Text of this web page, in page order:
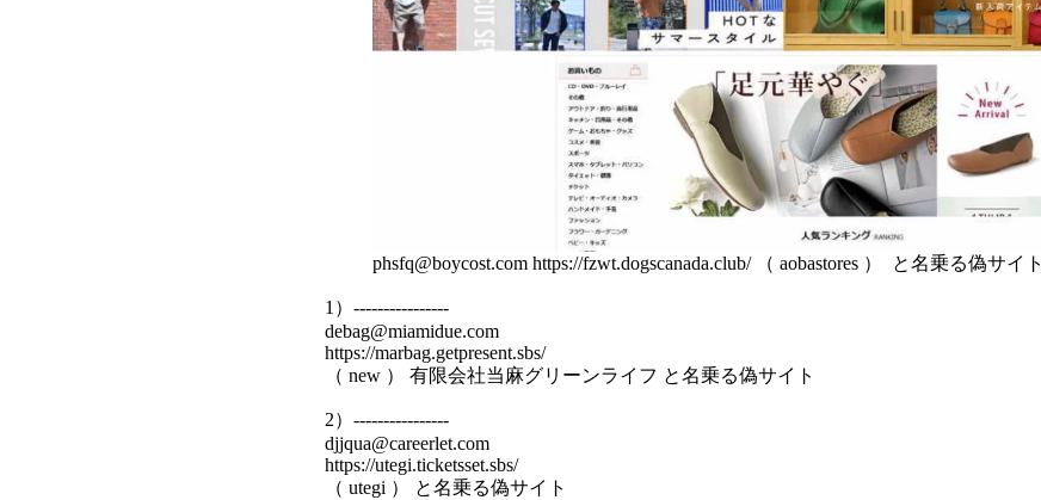
phsfq@boycost.com https://fzwt.dogscanada.club/ （ aobastores ） と名乗る偽サイト
1）----------------
debag@miamidue.com
https://marbag.getpresent.sbs/
（ new ） 有限会社当麻グリーンライフ と名乗る偽サイト
2）----------------
djjqua@careerlet.com
https://utegi.ticketsset.sbs/
（ utegi ） と名乗る偽サイト